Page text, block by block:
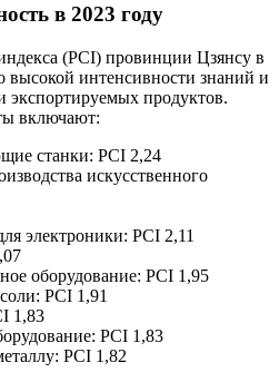
в 2023 году
(PCI) провинции Цзянсу в
высокой интенсивности знаний и
экспортируемых продуктов.
включают:
станки: PCI 2,24
искусственного
электроники: PCI 2,11
оборудование: PCI 1,95
PCI 1,91
1,83
PCI 1,83
PCI 1,82